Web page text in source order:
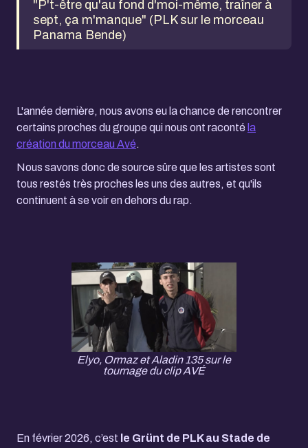
"P't-être qu'au fond d'moi-même, traîner à
sept, ça m'manque" (PLK sur le morceau
Panama Bende)
L'année dernière, nous avons eu la chance de rencontrer
certains proches du groupe qui nous ont raconté la
création du morceau Avé.
Nous savons donc de source sûre que les artistes sont
tous restés très proches les uns des autres, et qu'ils
continuent à se voir en dehors du rap.
Elyo, Ormaz et Aladin 135 sur le
tournage du clip AVÉ
En février 2026, c’est le Grünt de PLK au Stade de